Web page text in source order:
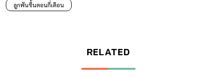
ลูกฟันขึ้นตอนกี่เดือน
RELATED